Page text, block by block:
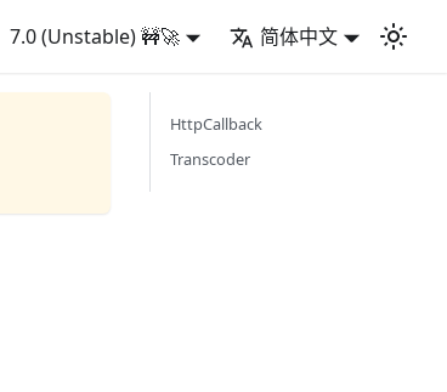
7.0 (Unstable) 🚧🚀 简体中文
HttpCallback
Transcoder